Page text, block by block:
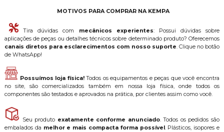
MOTIVOS PARA COMPRAR NA KEMPA
Tira dúvidas com mecânicos experientes: Possui dúvidas sobre
aplicações de peças ou detalhes técnicos sobre determinado produto? Oferecemos
canais diretos para esclarecimentos com nosso suporte. Clique no botão
de WhatsApp!
Possuímos loja física!Todos os equipamentos e peças que você encontra
no site, são comercializados também em nossa loja física, onde todos os
componentes são testados e aprovados na prática, por clientes assim como você.
Seu produto exatamente conforme anunciado. Todos os pedidos são
embalados da melhor e mais compacta forma possível . Plásticos, isopores e